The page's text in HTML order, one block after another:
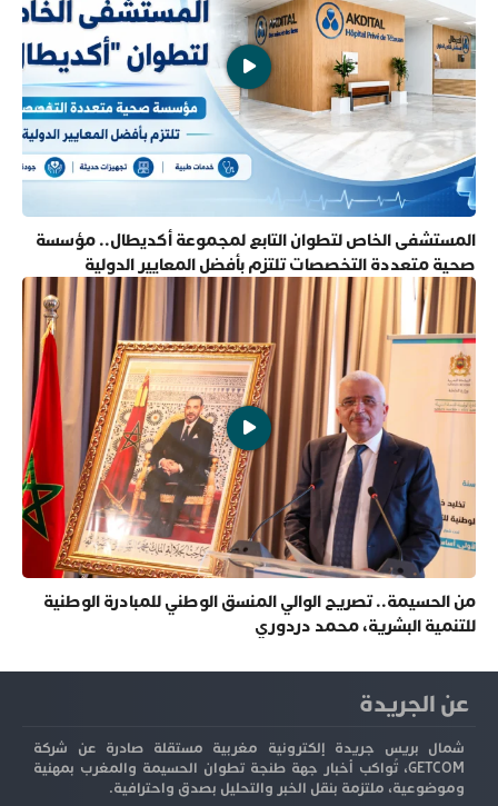
المستشفى الخاص لتطوان التابع لمجموعة أكديطال.. مؤسسة
صحية متعددة التخصصات تلتزم بأفضل المعايير الدولية
من الحسيمة.. تصريح الوالي المنسق الوطني للمبادرة الوطنية
للتنمية البشرية، محمد دردوري
عن الجريدة
شمال بريس جريدة إلكترونية مغربية مستقلة صادرة عن شركة
GETCOM، تُواكب أخبار جهة طنجة تطوان الحسيمة والمغرب بمهنية
وموضوعية، ملتزمة بنقل الخبر والتحليل بصدق واحترافية.